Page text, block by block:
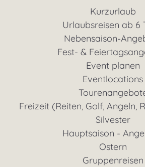
Kurzurlaub
Urlaubsreisen ab 6
Nebensaison-
Fest- &
Event planen
Eventlocations
Freizeit (Reiten, Golf, Angeln,
Silvester
Hauptsaison -
Ostern
Gruppenreisen